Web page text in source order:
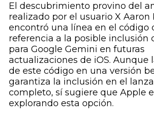
El descubrimiento provino del
realizado por el usuario X Aaron
encontró una línea en el código
referencia a la posible inclusión
para Google Gemini en futuras
actualizaciones de iOS. Aunque
de este código en una versión
garantiza la inclusión en el
completo, sí sugiere que Apple
explorando esta opción.